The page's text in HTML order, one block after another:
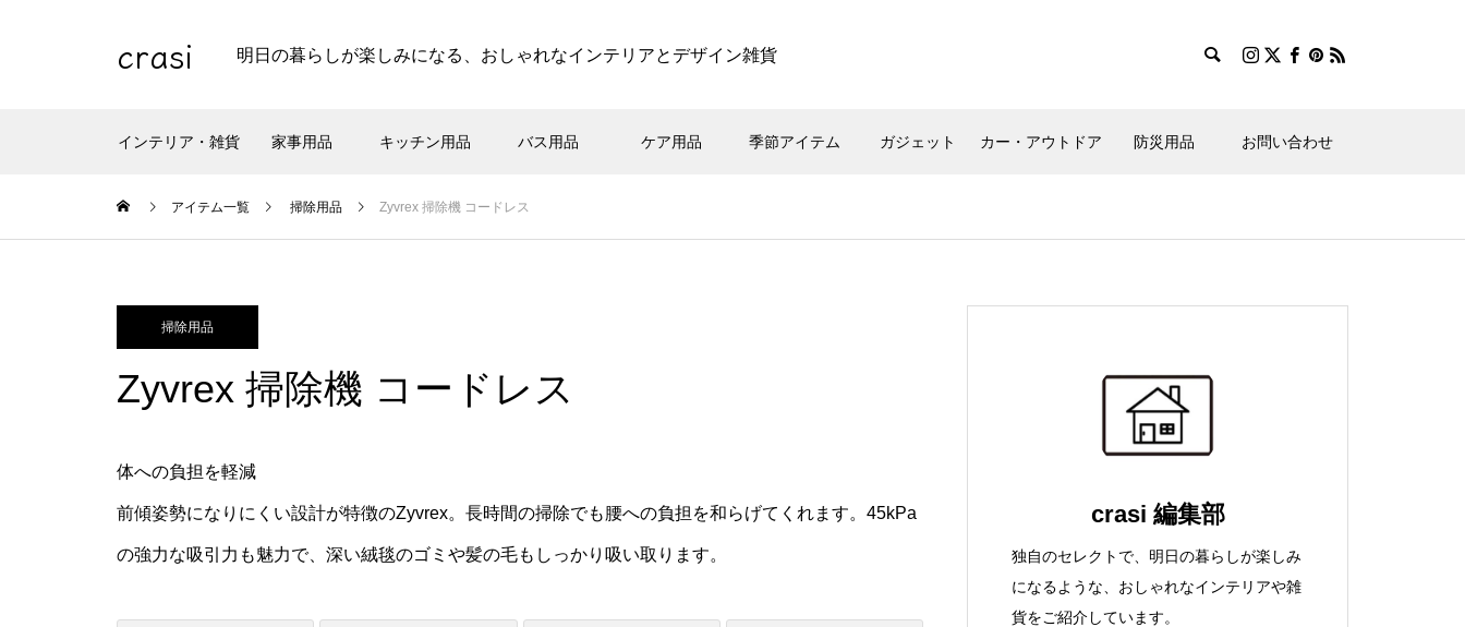
crasi 明日の暮らしが楽しみになる、おしゃれなインテリアとデザイン雑貨
インテリア・雑貨 家事用品 キッチン用品 バス用品 ケア用品 季節アイテム ガジェット カー・アウトドア 防災用品 お問い合わせ
アイテム一覧 掃除用品 Zyvrex 掃除機 コードレス
掃除用品
Zyvrex 掃除機 コードレス
体への負担を軽減
前傾姿勢になりにくい設計が特徴のZyvrex。長時間の掃除でも腰への負担を和らげてくれます。45kPa
の強力な吸引力も魅力で、深い絨毯のゴミや髪の毛もしっかり吸い取ります。
crasi 編集部
独自のセレクトで、明日の暮らしが楽しみ
になるような、おしゃれなインテリアや雑
貨をご紹介しています。